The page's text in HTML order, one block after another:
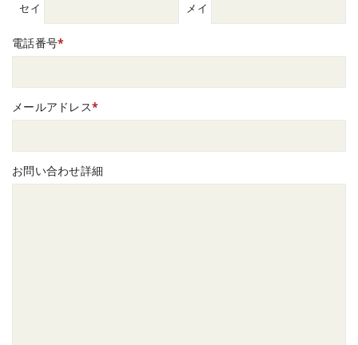
セイ メイ
電話番号*
メールアドレス*
お問い合わせ詳細